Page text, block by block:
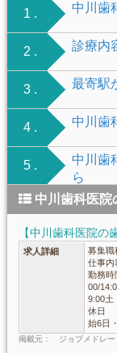
1 . 中川歯
2 . 診療内
3 . 最寄駅
4 . 中川歯
5 .
中川歯
ら
中川歯科医院
【中川歯科医院の
求人詳細
募集
仕事
勤務
00/
9:00土
休日
始6日
掲載元： ジョブメドレー